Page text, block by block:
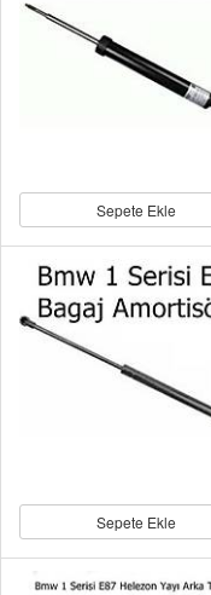
Sepete Ekle
Sepete Ekle